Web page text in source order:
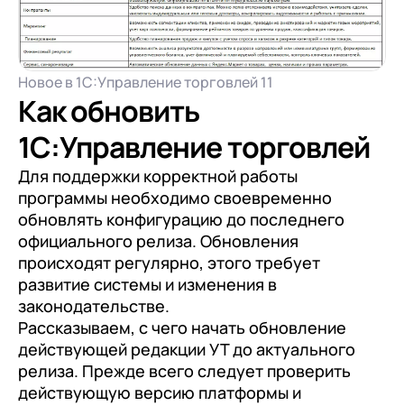
Новое в 1С:Управление торговлей 11
Как обновить
1С:Управление торговлей
Для поддержки корректной работы
программы необходимо своевременно
обновлять конфигурацию до последнего
официального релиза. Обновления
происходят регулярно, этого требует
развитие системы и изменения в
законодательстве.
Рассказываем, с чего начать обновление
действующей редакции УТ до актуального
релиза. Прежде всего следует проверить
действующую версию платформы и